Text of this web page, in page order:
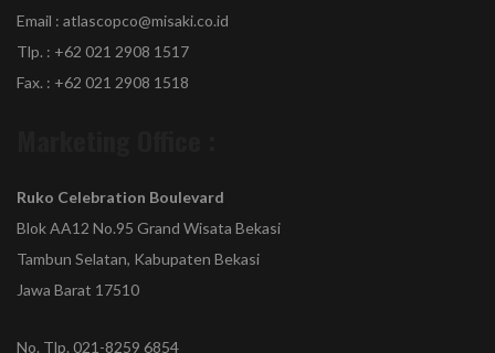
Email : atlascopco@misaki.co.id
Tlp. : +62 021 2908 1517
Fax. : +62 021 2908 1518
Ruko Celebration Boulevard
Blok AA12 No.95 Grand Wisata Bekasi
Tambun Selatan, Kabupaten Bekasi
Jawa Barat 17510
No. Tlp. 021-8259 6854